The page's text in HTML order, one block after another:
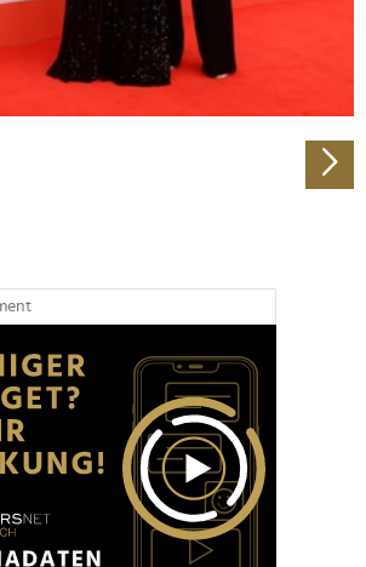
für soziale Medien anbieten
Zugriffe auf unsere Website zu
geben wir Informationen zu Ihrer
Informationen möglicherweise mit
die Sie ihnen bereitgestellt